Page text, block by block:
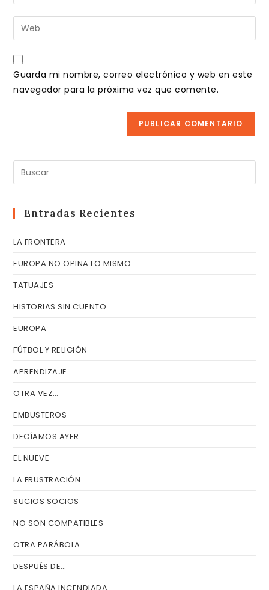
de
usuario
para
comentar
dirección
de
electrónico
para
comentar
Introduce
la
URL
de
Guarda mi nombre, correo electrónico y web en este
navegador para la próxima vez que comente.
Entradas Recientes
LA FRONTERA
EUROPA NO OPINA LO MISMO
TATUAJES
HISTORIAS SIN CUENTO
EUROPA
FÚTBOL Y RELIGIÓN
APRENDIZAJE
OTRA VEZ…
EMBUSTEROS
DECÍAMOS AYER…
EL NUEVE
LA FRUSTRACIÓN
SUCIOS SOCIOS
NO SON COMPATIBLES
OTRA PARÁBOLA
DESPUÉS DE…